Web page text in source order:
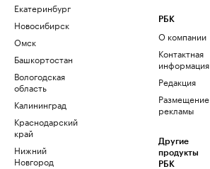
Екатеринбург
Новосибирск
Омск
Башкортостан
Вологодская
область
Калининград
Краснодарский
край
Нижний
Новгород
РБК
О компании
Контактная
информация
Редакция
Размещение
рекламы
Другие
продукты
РБК